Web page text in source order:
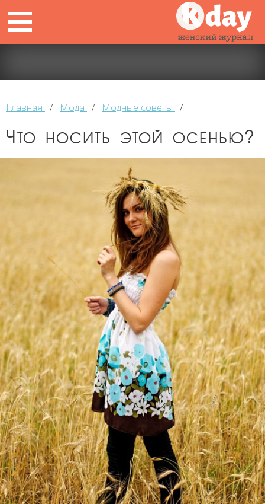
Главная / Мода / Модные советы /
Что носить этой осенью?